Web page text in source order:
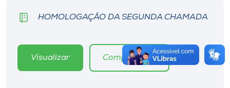
HOMOLOGAÇÃO DA SEGUNDA CHAMADA
Visualizar Compartilhar